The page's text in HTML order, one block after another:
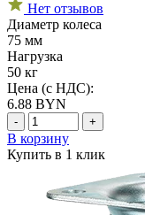
Нет отзывов
Диаметр колеса
75 мм
Нагрузка
50 кг
Цена (с НДС):
6.88 BYN
- +
В корзину
Купить в 1 клик